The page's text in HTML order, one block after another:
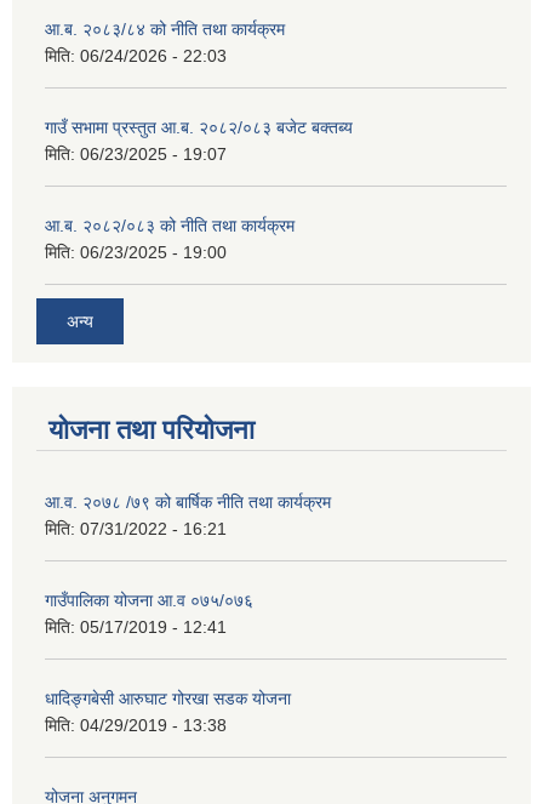
आ.ब. २०८३/८४ को नीति तथा कार्यक्रम
मिति: 06/24/2026 - 22:03
गाउँ सभामा प्रस्तुत आ.ब. २०८२/०८३ बजेट बक्तब्य
मिति: 06/23/2025 - 19:07
आ.ब. २०८२/०८३ को नीति तथा कार्यक्रम
मिति: 06/23/2025 - 19:00
अन्य
योजना तथा परियोजना
आ.व. २०७८ /७९ को बार्षिक नीति तथा कार्यक्रम
मिति: 07/31/2022 - 16:21
गाउँपालिका योजना आ.व ०७५/०७६
मिति: 05/17/2019 - 12:41
धादिङ्गबेसी आरुघाट गोरखा सडक योजना
मिति: 04/29/2019 - 13:38
योजना अनुगमन